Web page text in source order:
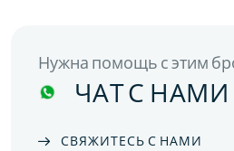
Нужна помощь с этим
ЧАТ С НАМИ
СВЯЖИТЕСЬ С НАМИ